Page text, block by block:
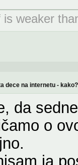
is weaker
dece na internetu - kako?
da
o
ja